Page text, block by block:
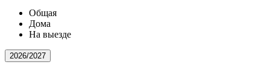
Общая
Дома
На выезде
2026/2027